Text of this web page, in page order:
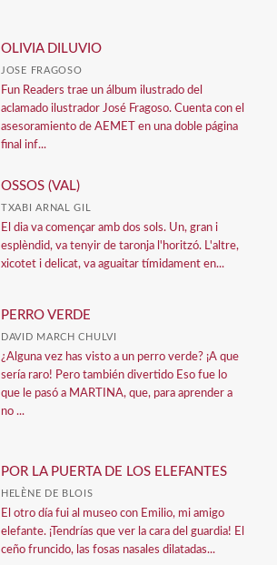
OLIVIA DILUVIO
JOSE FRAGOSO
Fun Readers trae un álbum ilustrado del
aclamado ilustrador José Fragoso. Cuenta con el
asesoramiento de AEMET en una doble página
final inf...
OSSOS (VAL)
TXABI ARNAL GIL
El dia va començar amb dos sols. Un, gran i
esplèndid, va tenyir de taronja l'horitzó. L'altre,
xicotet i delicat, va aguaitar tímidament en...
PERRO VERDE
DAVID MARCH CHULVI
¿Alguna vez has visto a un perro verde? ¡A que
sería raro! Pero también divertido Eso fue lo
que le pasó a MARTINA, que, para aprender a
no ...
POR LA PUERTA DE LOS ELEFANTES
HELÈNE DE BLOIS
El otro día fui al museo con Emilio, mi amigo
elefante. ¡Tendrías que ver la cara del guardia! El
ceño fruncido, las fosas nasales dilatadas...